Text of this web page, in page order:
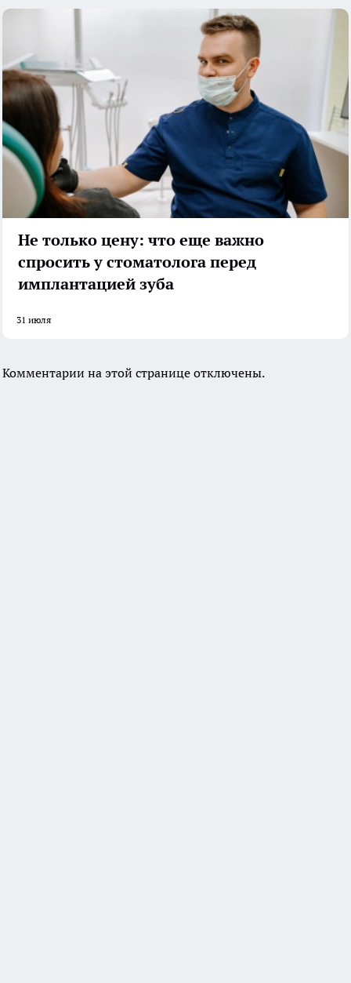
Не только цену: что еще важно
спросить у стоматолога перед
имплантацией зуба
31 июля
Комментарии на этой странице отключены.